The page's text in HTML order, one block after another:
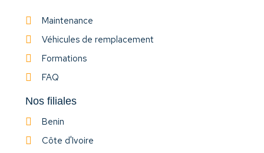
Maintenance
Véhicules de remplacement
Formations
FAQ
Nos filiales
Benin
Côte d'Ivoire